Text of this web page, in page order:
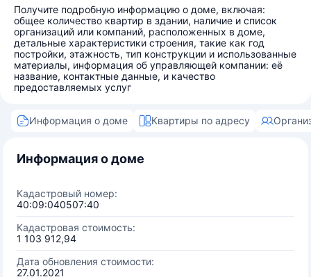
Получите подробную информацию о доме, включая:
общее количество квартир в здании, наличие и список
организаций или компаний, расположенных в доме,
детальные характеристики строения, такие как год
постройки, этажность, тип конструкции и использованные
материалы, информация об управляющей компании: её
название, контактные данные, и качество
предоставляемых услуг
Информация о доме Квартиры по адресу
Информация о доме
Кадастровый номер:
40:09:040507:40
Кадастровая стоимость:
1 103 912,94
Дата обновления стоимости:
27.01.2021